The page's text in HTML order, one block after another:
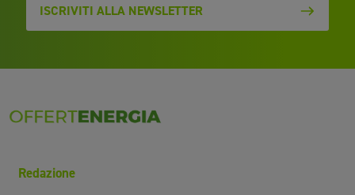
ISCRIVITI ALLA NEWSLETTER
Redazione